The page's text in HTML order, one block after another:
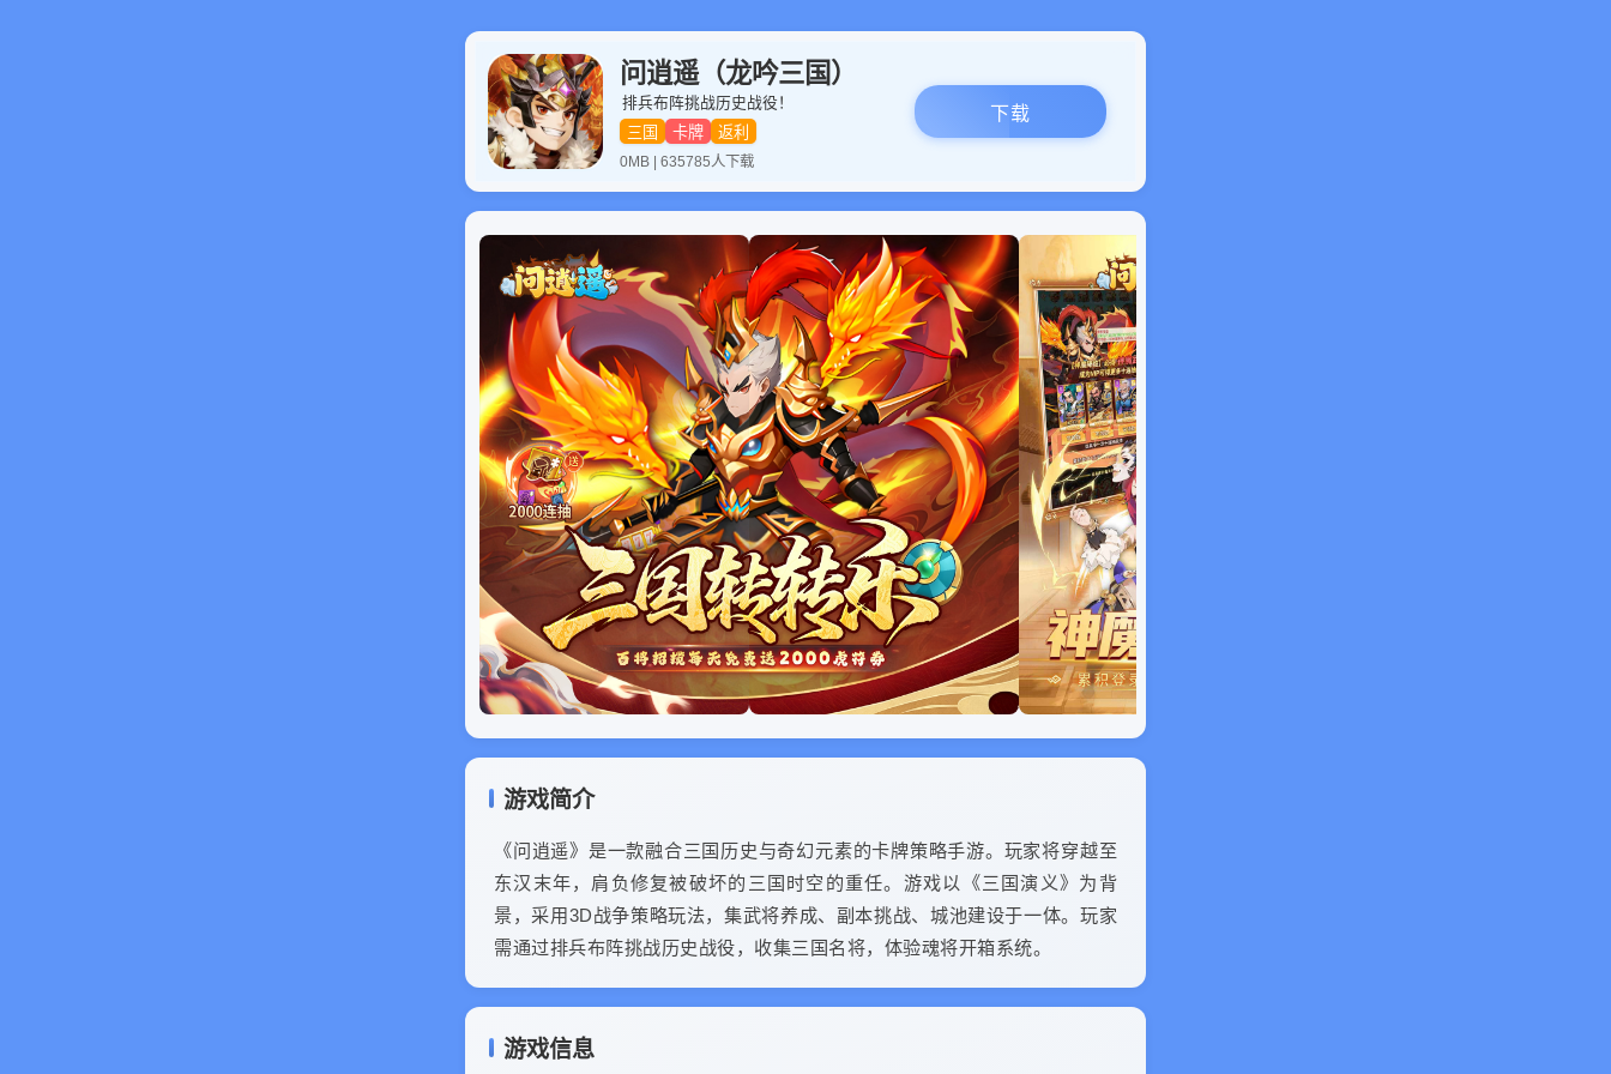
问逍遥（龙吟三国）
排兵布阵挑战历史战役！
三国
卡牌 返利
0MB | 635785人下载
下载
游戏简介
《问逍遥》是一款融合三国历史与奇幻元素的卡牌策略手游。玩家将穿越至
东汉末年，肩负修复被破坏的三国时空的重任。游戏以《三国演义》为背
景，采用3D战争策略玩法，集武将养成、副本挑战、城池建设于一体。玩家
需通过排兵布阵挑战历史战役，收集三国名将，体验魂将开箱系统。
游戏信息